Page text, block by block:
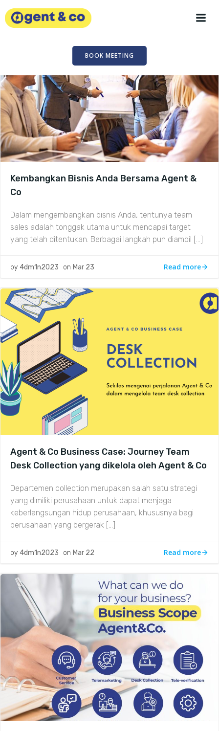
BOOK MEETING
Kembangkan Bisnis Anda Bersama Agent &
Co
Dalam mengembangkan bisnis Anda, tentunya team
sales adalah tonggak utama untuk mencapai target
yang telah ditentukan. Berbagai langkah pun diambil […]
by 4dm1n2023 on Mar 23 Read more
Agent & Co Business Case: Journey Team
Desk Collection yang dikelola oleh Agent & Co
Departemen collection merupakan salah satu strategi
yang dimiliki perusahaan untuk dapat menjaga
keberlangsungan hidup perusahaan, khususnya bagi
perusahaan yang bergerak […]
by 4dm1n2023 on Mar 22 Read more